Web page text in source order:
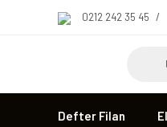
0212 242 35 45 /
Defter Filan